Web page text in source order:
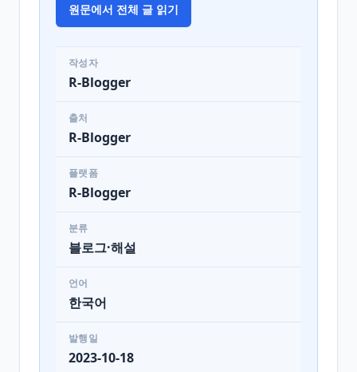
원문에서 전체 글 읽기
작성자
R-Blogger
출처
R-Blogger
플랫폼
R-Blogger
분류
블로그·해설
언어
한국어
발행일
2023-10-18